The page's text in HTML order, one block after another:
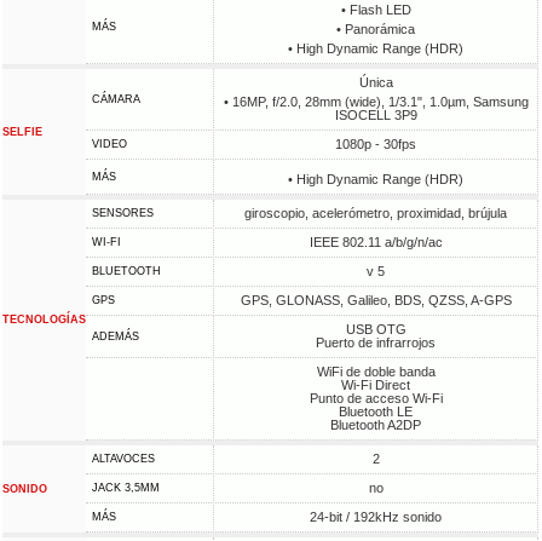
MÁS
• Flash LED
• Panorámica
• High Dynamic Range (HDR)
SELFIE
CÁMARA
Única
• 16MP, f/2.0, 28mm (wide), 1/3.1", 1.0µm, Samsung
ISOCELL 3P9
VIDEO 1080p - 30fps
MÁS • High Dynamic Range (HDR)
TECNOLOGÍAS
SENSORES giroscopio, acelerómetro, proximidad, brújula
WI-FI IEEE 802.11 a/b/g/n/ac
BLUETOOTH v 5
GPS GPS, GLONASS, Galileo, BDS, QZSS, A-GPS
ADEMÁS
USB OTG
Puerto de infrarrojos
WiFi de doble banda
Wi-Fi Direct
Punto de acceso Wi-Fi
Bluetooth LE
Bluetooth A2DP
SONIDO
ALTAVOCES 2
JACK 3,5MM no
MÁS 24-bit / 192kHz sonido